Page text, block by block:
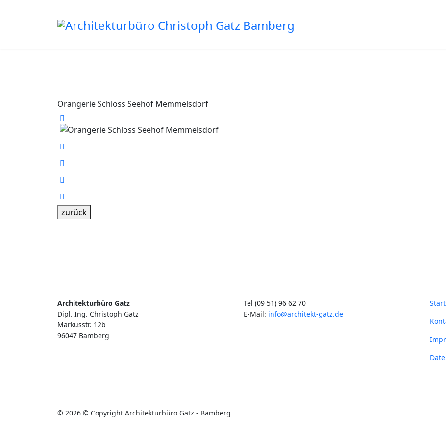
Orangerie Schloss Seehof Memmelsdorf
zurück
Architekturbüro Gatz
Dipl. Ing. Christoph Gatz
Markusstr. 12b
96047 Bamberg
Tel (09 51) 96 62 70
E-Mail: info@architekt-gatz.de
Start
© 2026 © Copyright Architekturbüro Gatz - Bamberg